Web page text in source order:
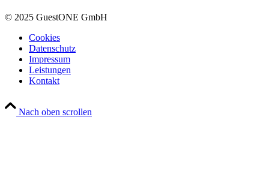
© 2025 GuestONE GmbH
Cookies
Datenschutz
Impressum
Leistungen
Kontakt
Nach oben scrollen